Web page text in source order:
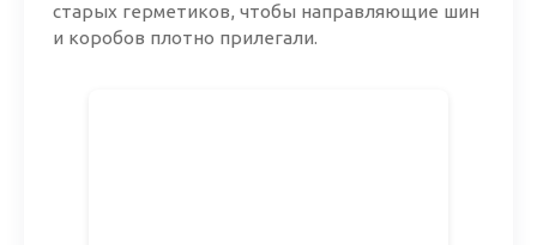
старых герметиков, чтобы направляющие шин
и коробов плотно прилегали.